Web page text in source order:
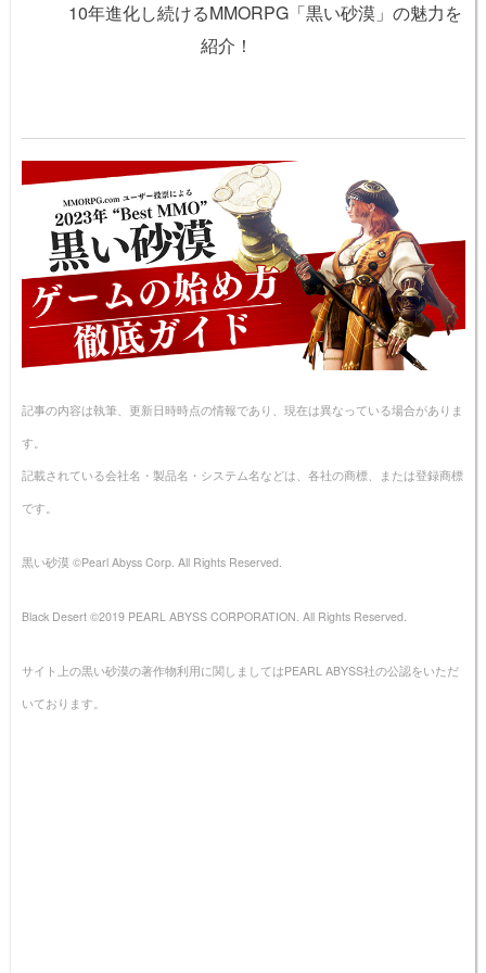
10年進化し続けるMMORPG「黒い砂漠」の魅力を
紹介！
記事の内容は執筆、更新日時時点の情報であり、現在は異なっている場合がありま
す。
記載されている会社名・製品名・システム名などは、各社の商標、または登録商標
です。
黒い砂漠 ©Pearl Abyss Corp. All Rights Reserved.
Black Desert ©2019 PEARL ABYSS CORPORATION. All Rights Reserved.
サイト上の黒い砂漠の著作物利用に関しましてはPEARL ABYSS社の公認をいただ
いております。